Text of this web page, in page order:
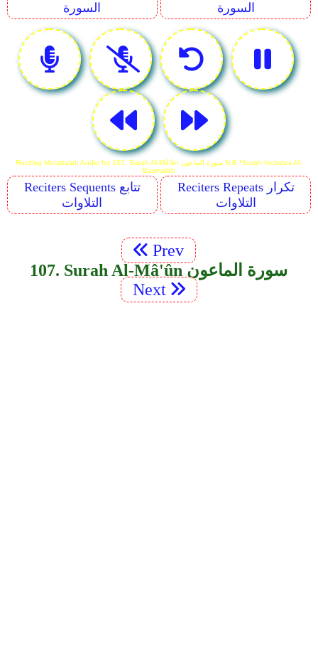
السورة
السورة
Reciting Murattalah Audio for 107. Surah Al-Mâ'ûn سورة الماعون N.B *Surah Includes Al-
Basmalah
Reciters Sequents تتابع
التلاوات
Reciters Repeats تكرار
التلاوات
Prev
107. Surah Al-Mâ'ûn سورة الماعون
Next